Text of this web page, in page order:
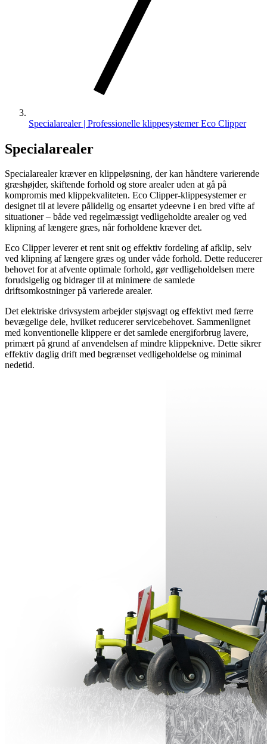
Specialarealer | Professionelle klippesystemer Eco Clipper
Specialarealer
Specialarealer kræver en klippeløsning, der kan håndtere varierende
græshøjder, skiftende forhold og store arealer uden at gå på
kompromis med klippekvaliteten. Eco Clipper-klippesystemer er
designet til at levere pålidelig og ensartet ydeevne i en bred vifte af
situationer – både ved regelmæssigt vedligeholdte arealer og ved
klipning af længere græs, når forholdene kræver det.
Eco Clipper leverer et rent snit og effektiv fordeling af afklip, selv
ved klipning af længere græs og under våde forhold. Dette reducerer
behovet for at afvente optimale forhold, gør vedligeholdelsen mere
forudsigelig og bidrager til at minimere de samlede
driftsomkostninger på varierede arealer.
Det elektriske drivsystem arbejder støjsvagt og effektivt med færre
bevægelige dele, hvilket reducerer servicebehovet. Sammenlignet
med konventionelle klippere er det samlede energiforbrug lavere,
primært på grund af anvendelsen af mindre klippeknive. Dette sikrer
effektiv daglig drift med begrænset vedligeholdelse og minimal
nedetid.